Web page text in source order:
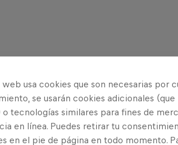
web usa cookies que son necesarias por
se usarán cookies adicionales (que
tecnologías similares para fines de
en línea. Puedes retirar tu
en el pie de página en todo momento.